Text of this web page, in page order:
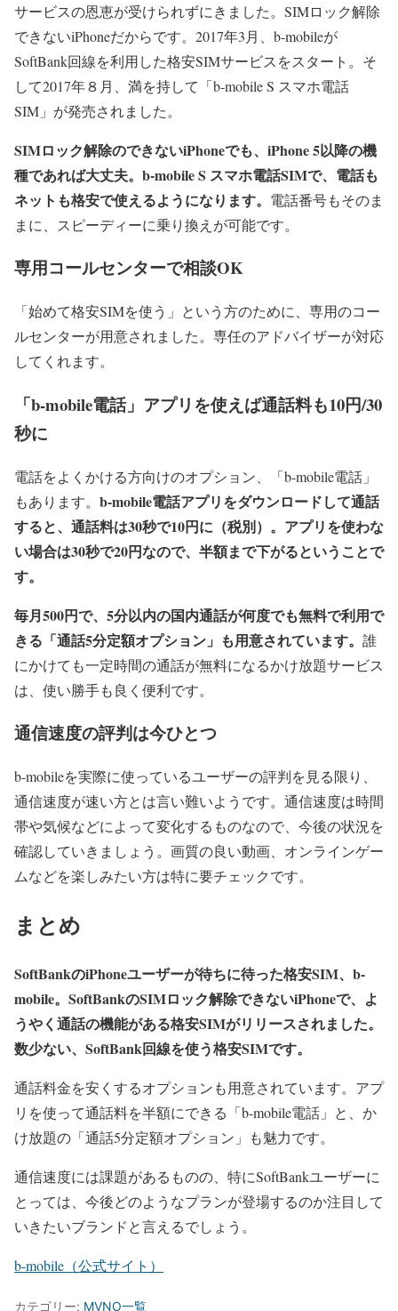
サービスの恩恵が受けられずにきました。SIMロック解除
できないiPhoneだからです。2017年3月、b-mobileが
SoftBank回線を利用した格安SIMサービスをスタート。そ
して2017年８月、満を持して「b-mobile S スマホ電話
SIM」が発売されました。
SIMロック解除のできないiPhoneでも、iPhone 5以降の機
種であれば大丈夫。b-mobile S スマホ電話SIMで、電話も
ネットも格安で使えるようになります。 電話番号もそのま
まに、スピーディーに乗り換えが可能です。
専用コールセンターで相談OK
「始めて格安SIMを使う」という方のために、専用のコー
ルセンターが用意されました。専任のアドバイザーが対応
してくれます。
「b-mobile電話」アプリを使えば通話料も10円/30
秒に
電話をよくかける方向けのオプション、「b-mobile電話」
もあります。 b-mobile電話アプリをダウンロードして通話
すると、通話料は30秒で10円に（税別）。アプリを使わな
い場合は30秒で20円なので、半額まで下がるということで
す。
毎月500円で、5分以内の国内通話が何度でも無料で利用で
きる「通話5分定額オプション」も用意されています。 誰
にかけても一定時間の通話が無料になるかけ放題サービス
は、使い勝手も良く便利です。
通信速度の評判は今ひとつ
b-mobileを実際に使っているユーザーの評判を見る限り、
通信速度が速い方とは言い難いようです。通信速度は時間
帯や気候などによって変化するものなので、今後の状況を
確認していきましょう。画質の良い動画、オンラインゲー
ムなどを楽しみたい方は特に要チェックです。
まとめ
SoftBankのiPhoneユーザーが待ちに待った格安SIM、b-
mobile。SoftBankのSIMロック解除できないiPhoneで、よ
うやく通話の機能がある格安SIMがリリースされました。
数少ない、SoftBank回線を使う格安SIMです。
通話料金を安くするオプションも用意されています。アプ
リを使って通話料を半額にできる「b-mobile電話」と、か
け放題の「通話5分定額オプション」も魅力です。
通信速度には課題があるものの、特にSoftBankユーザーに
とっては、今後どのようなプランが登場するのか注目して
いきたいブランドと言えるでしょう。
b-mobile（公式サイト）
カテゴリー: MVNO一覧